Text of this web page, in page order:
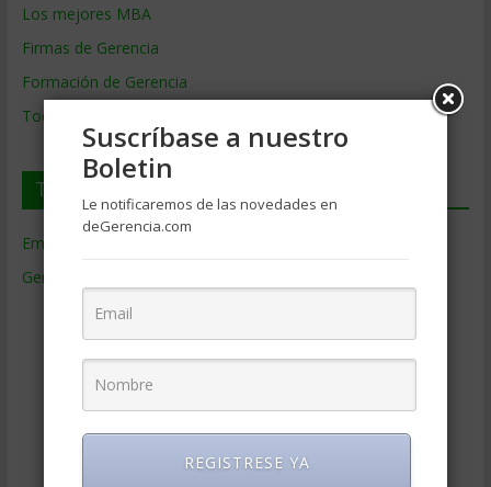
Los mejores MBA
Firmas de Gerencia
Formación de Gerencia
Todos los Temas
Temas de Gerencia
Empresas de Gerencia
Gerencia
Ciencias Económicas
Contabilidad(466)
Educacion Gerencial
Estrategia Empresarial(304)
Finanzas Corporativas(748)
Gerencia social y ambiental(223)
Suscríbase a nuestro
Boletin
Le notificaremos de las novedades en
deGerencia.com
REGISTRESE YA